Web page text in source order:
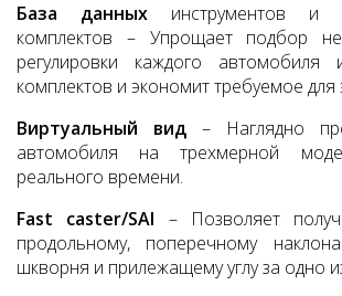
База данных инструментов и
комплектов – Упрощает подбор
регулировки каждого автомобиля
комплектов и экономит требуемое для
Виртуальный вид – Наглядно
автомобиля на трехмерной
реального времени.
Fast caster/SAI – Позволяет
продольному, поперечному
шкворня и прилежащему углу за одно